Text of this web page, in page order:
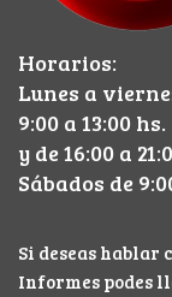
Horarios:
Lunes a
9:00 a 13:00 hs.
y de 16:00 a
Sábados de
Si deseas hablar
Informes podes